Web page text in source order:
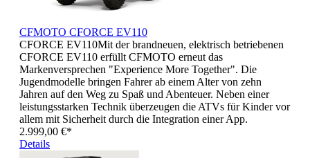
CFMOTO CFORCE EV110
CFORCE EV110Mit der brandneuen, elektrisch betriebenen
CFORCE EV110 erfüllt CFMOTO erneut das
Markenversprechen "Experience More Together". Die
Jugendmodelle bringen Fahrer ab einem Alter von zehn
Jahren auf den Weg zu Spaß und Abenteuer. Neben einer
leistungsstarken Technik überzeugen die ATVs für Kinder vor
allem mit Sicherheit durch die Integration einer App.
2.999,00 €*
Details